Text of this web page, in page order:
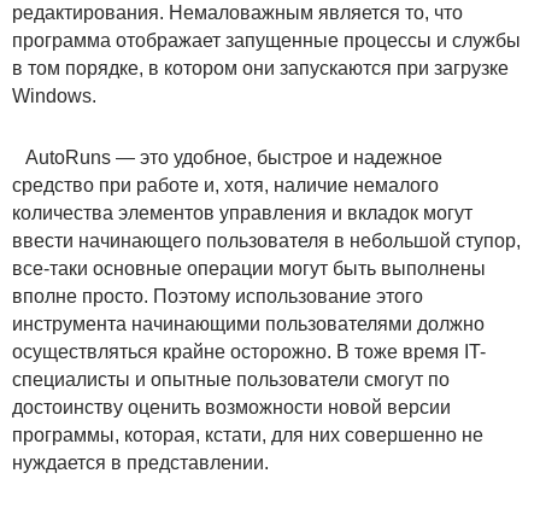
редактирования. Немаловажным является то, что
программа отображает запущенные процессы и службы
в том порядке, в котором они запускаются при загрузке
Windows.
AutoRuns — это удобное, быстрое и надежное
средство при работе и, хотя, наличие немалого
количества элементов управления и вкладок могут
ввести начинающего пользователя в небольшой ступор,
все-таки основные операции могут быть выполнены
вполне просто. Поэтому использование этого
инструмента начинающими пользователями должно
осуществляться крайне осторожно. В тоже время IT-
специалисты и опытные пользователи смогут по
достоинству оценить возможности новой версии
программы, которая, кстати, для них совершенно не
нуждается в представлении.